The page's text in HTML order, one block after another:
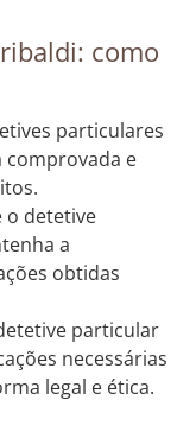
como
particulares
comprovada e
o detetive
a
obtidas
particular
necessárias
legal e ética.